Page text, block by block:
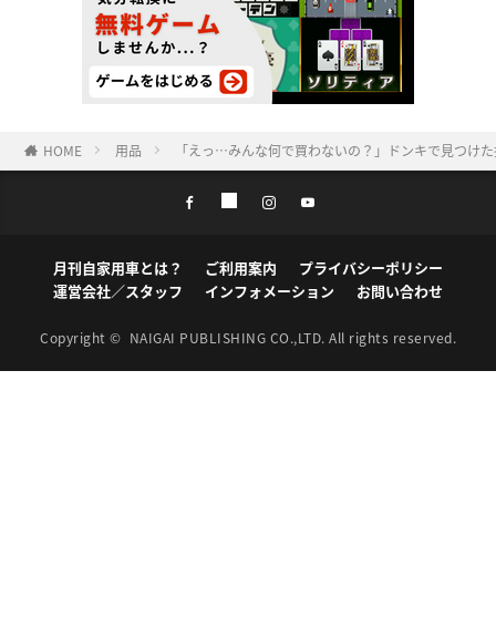
HOME 用品 「えっ…みんな何で買わないの？」ドンキで見つけ
月刊自家用車とは？ ご利用案内
プライバシーポリシー
運営会社／スタッフ
インフォメーション お問い合わせ
Copyright © NAIGAI PUBLISHING CO.,LTD. All rights reserved.